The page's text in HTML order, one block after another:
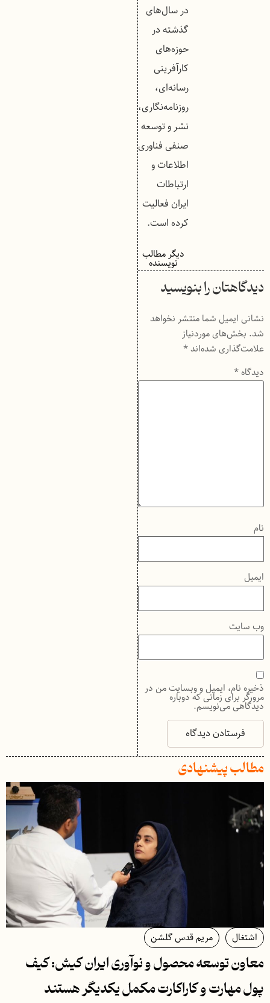
در سال‌های
گذشته در
حوزه‌های
کارآفرینی
رسانه‌ای،
روزنامه‌نگاری،
نشر و توسعه
صنفی فناوری
اطلاعات و
ارتباطات
ایران فعالیت
کرده است.
دیگر مطالب
نویسنده
دیدگاهتان را بنویسید
نشانی ایمیل شما منتشر نخواهد
شد. بخش‌های موردنیاز
علامت‌گذاری شده‌اند*
دیدگاه*
نام
ایمیل
وب‌ سایت
ذخیره نام، ایمیل و وبسایت من در
مرورگر برای زمانی که دوباره
دیدگاهی می‌نویسم.
مطالب پیشنهادی
اشتغال مریم قدس گلشن
معاون توسعه محصول و نوآوری ایران کیش: کیف
پول مهارت و کاراکارت مکمل یکدیگر هستند